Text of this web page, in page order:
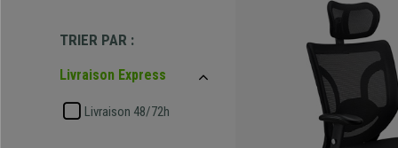
TRIER PAR :
Livraison Express
Livraison 48/72h